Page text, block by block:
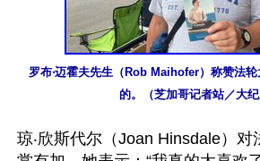
罗布‧迈霍夫先生（Rob Maihofer）称赞法
的。（芝加哥记者站／大纪
琼‧欣斯代尔（Joan Hinsdale）